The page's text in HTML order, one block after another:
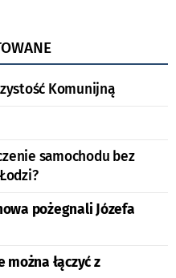
Komunijną
samochodu bez
pożegnali Józefa
można łączyć z